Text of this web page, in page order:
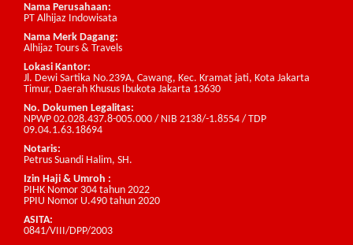
Nama Perusahaan:
PT Alhijaz Indowisata
Nama Merk Dagang:
Alhijaz Tours & Travels
Lokasi Kantor:
Jl. Dewi Sartika No.239A, Cawang, Kec. Kramat jati, Kota Jakarta
Timur, Daerah Khusus Ibukota Jakarta 13630
No. Dokumen Legalitas:
NPWP 02.028.437.8-005.000 / NIB 2138/-1.8554 / TDP
09.04.1.63.18694
Notaris:
Petrus Suandi Halim, SH.
Izin Haji & Umroh :
PIHK Nomor 304 tahun 2022
PPIU Nomor U.490 tahun 2020
ASITA:
0841/VIII/DPP/2003